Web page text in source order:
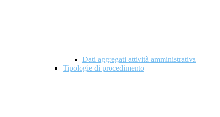
Dati aggregati attività amministrativa
Tipologie di procedimento